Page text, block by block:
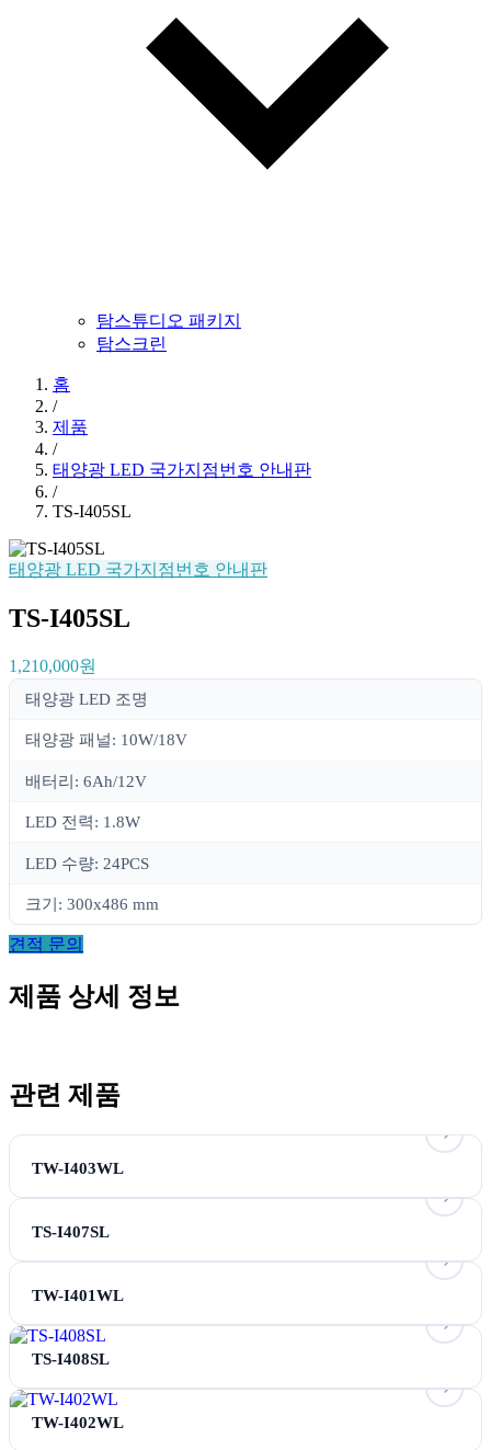
탐스튜디오 패키지
탐스크린
홈
/
제품
/
태양광 LED 국가지점번호 안내판
/
TS-I405SL
태양광 LED 국가지점번호 안내판
TS-I405SL
1,210,000원
태양광 LED 조명
태양광 패널: 10W/18V
배터리: 6Ah/12V
LED 전력: 1.8W
LED 수량: 24PCS
크기: 300x486 mm
견적 문의
제품 상세 정보
관련 제품
TW-I403WL
TS-I407SL
TW-I401WL
TS-I408SL
TW-I402WL